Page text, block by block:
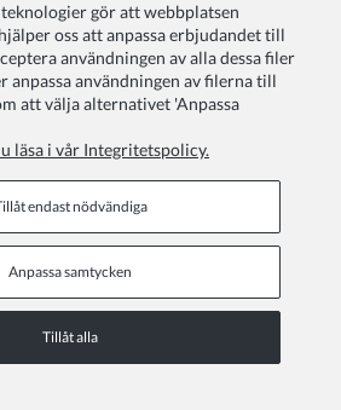
för att diskutera hur vi kan hjälpa er
och högtider extra
vackra kläder!
- festklänningar för barn, julklänning
flickor, vita klänningar barn,
klänningar till tjejer, klänning
gör att webbplatsen
oss att anpassa erbjudandet till
användningen av alla dessa filer
anpassa användningen av filerna till
att välja alternativet 'Anpassa
läsa i vår Integritetspolicy.
endast nödvändiga
Anpassa samtycken
Tillåt alla